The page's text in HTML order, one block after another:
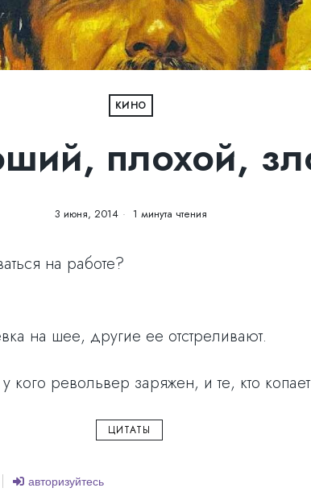
КИНО
плохой,
3 июня, 2014 1 минута чтения
на работе?
на шее, другие ее отстреливают.
револьвер заряжен, и те, кто
ЦИТАТЫ
авторизуйтесь